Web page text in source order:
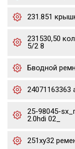
231.851
231530,50
5/2 8
Бводной
24071163363
25-98045-
2.0hdi 02_
251xy32